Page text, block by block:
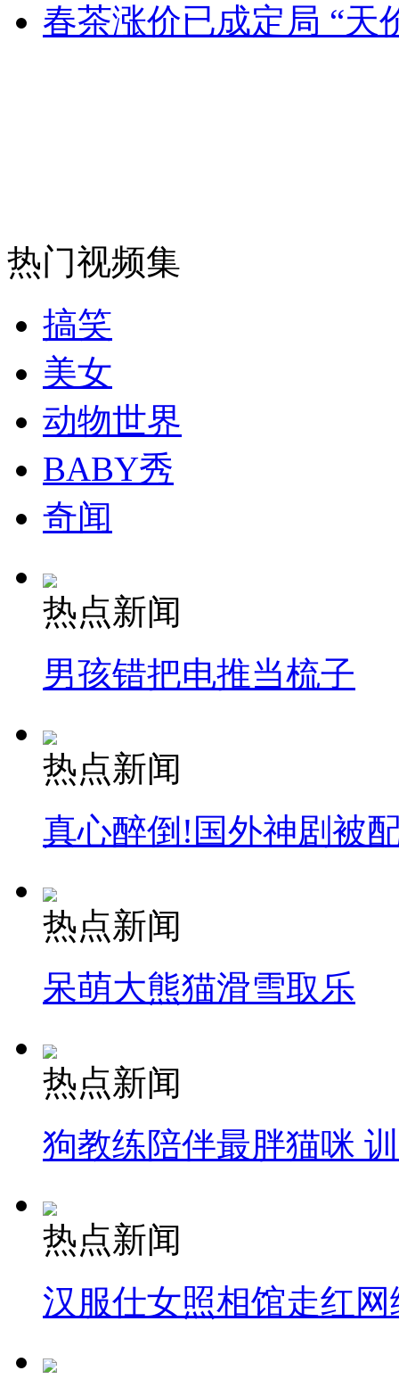
外交部：有关国家言论片面不公正
司机酒驾遇交警 急速倒车逃窜
春茶涨价已成定局 “天
热门视频集
搞笑
美女
动物世界
BABY秀
奇闻
热点新闻
男孩错把电推当梳子
热点新闻
真心醉倒!国外神剧被
热点新闻
呆萌大熊猫滑雪取乐
热点新闻
狗教练陪伴最胖猫咪
热点新闻
汉服仕女照相馆走红网